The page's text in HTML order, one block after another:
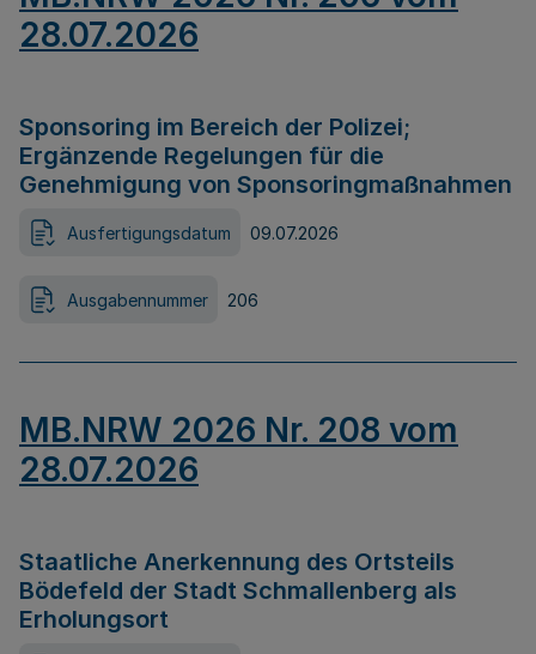
28.07.2026
Sponsoring im Bereich der Polizei;
Ergänzende Regelungen für die
Genehmigung von Sponsoringmaßnahmen
Ausfertigungsdatum 09.07.2026
Ausgabennummer 206
MB.NRW 2026 Nr. 208 vom
28.07.2026
Staatliche Anerkennung des Ortsteils
Bödefeld der Stadt Schmallenberg als
Erholungsort